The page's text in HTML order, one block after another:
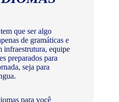
que ser algo
de gramáticas e
infraestrutura, equipe
preparados para
seja para
para você